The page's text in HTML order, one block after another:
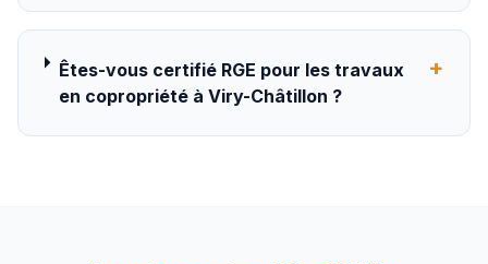
Êtes-vous certifié RGE pour les travaux
en copropriété à Viry-Châtillon ?
+